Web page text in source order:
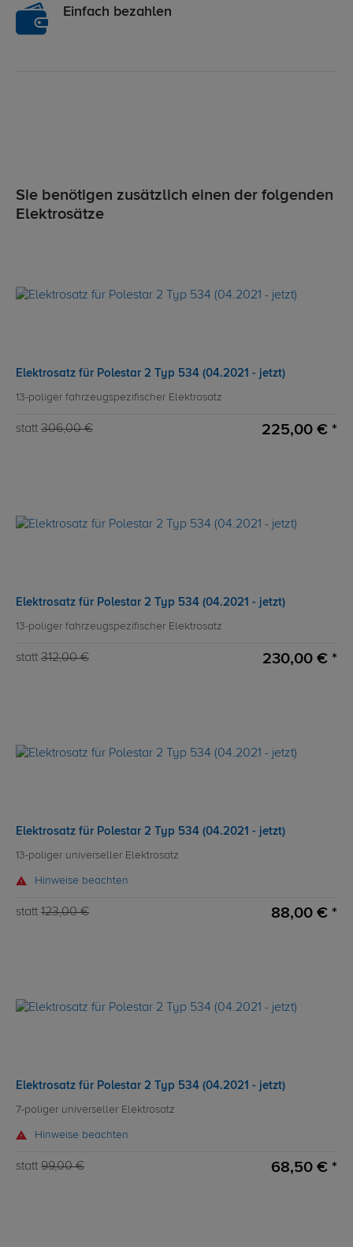
Einfach bezahlen
Sie benötigen zusätzlich einen der folgenden
Elektrosätze
Elektrosatz für Polestar 2 Typ 534 (04.2021 - jetzt)
13-poliger fahrzeugspezifischer Elektrosatz
statt 306,00 € 225,00 € *
Elektrosatz für Polestar 2 Typ 534 (04.2021 - jetzt)
13-poliger fahrzeugspezifischer Elektrosatz
statt 312,00 € 230,00 € *
Elektrosatz für Polestar 2 Typ 534 (04.2021 - jetzt)
13-poliger universeller Elektrosatz
Hinweise beachten
statt 123,00 € 88,00 € *
Elektrosatz für Polestar 2 Typ 534 (04.2021 - jetzt)
7-poliger universeller Elektrosatz
Hinweise beachten
statt 99,00 € 68,50 € *